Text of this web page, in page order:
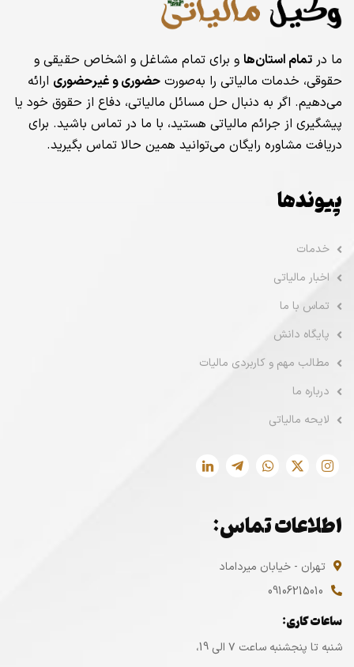
ما در تمام استان‌ها و برای تمام مشاغل و اشخاص حقیقی و
حقوقی، خدمات مالیاتی را به‌صورت حضوری و غیرحضوری ارائه
می‌دهیم. اگر به دنبال حل مسائل مالیاتی، دفاع از حقوق خود یا
پیشگیری از جرائم مالیاتی هستید، با ما در تماس باشید. برای
دریافت مشاوره رایگان می‌توانید همین حالا تماس بگیرید.
پیوندها
خدمات
اخبار مالیاتی
تماس با ما
پایگاه دانش
مطالب مهم و کاربردی مالیات
درباره ما
لایحه مالیاتی
اطلاعات تماس:
تهران - خیابان میرداماد
09106215010
ساعات کاری:
شنبه تا پنجشنبه ساعت ۷ الی 19،